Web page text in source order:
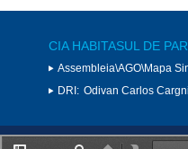
CIA HABITASUL DE
Assembleia\AGO\Mapa
DRI: Odivan Carlos